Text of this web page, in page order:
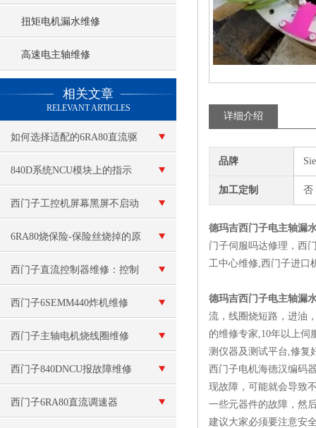
扭矩电机漏水维修
高速电主轴维修
相关文章
RELEVANT ARTICLES
如何选择适配的6RA80直流驱
动器：功率范围、控制模式与
工况适配性对比指南
840D系统NCU模块上的指示
灯不亮 NCU不能启动
西门子工控机屏幕黑屏不启动
（当天修复）
6RA80烧保险-保险丝烧掉的原
因和解决方案
西门子直流控制器维修：控制
信号故障
西门子6SEMM440炸机维修
西门子主轴电机烧线圈维修
西门子840DNCU报故障维修
西门子6RA80直流调速器
详细介绍
品牌
加工定制 否
德玛吉西门子电主轴漏
门子伺服吗达修理，西
工中心维修,西门子进口
德玛吉西门子电主轴漏
流，线圈烧短路，进油
的维修专家,10年以上伺
测仪器及测试平台,修复
西门子电机海德汉编码
现故障，可能就会导致
一些元器件的故障，然
建议大家必须要注意安